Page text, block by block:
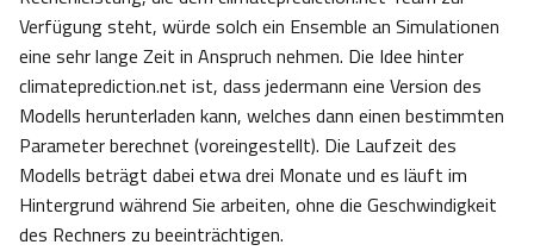
Verfügung steht, würde solch ein Ensemble an Simulationen
eine sehr lange Zeit in Anspruch nehmen. Die Idee hinter
climateprediction.net ist, dass jedermann eine Version des
Modells herunterladen kann, welches dann einen bestimmten
Parameter berechnet (voreingestellt). Die Laufzeit des
Modells beträgt dabei etwa drei Monate und es läuft im
Hintergrund während Sie arbeiten, ohne die Geschwindigkeit
des Rechners zu beeinträchtigen.